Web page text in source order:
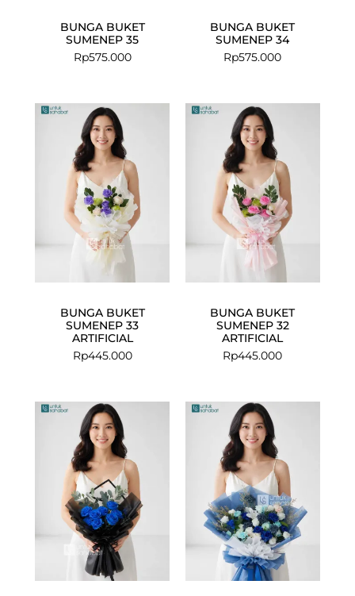
BUNGA BUKET
SUMENEP 35
Rp575.000
BUNGA BUKET
SUMENEP 34
Rp575.000
BUNGA BUKET
SUMENEP 33
ARTIFICIAL
Rp445.000
BUNGA BUKET
SUMENEP 32
ARTIFICIAL
Rp445.000